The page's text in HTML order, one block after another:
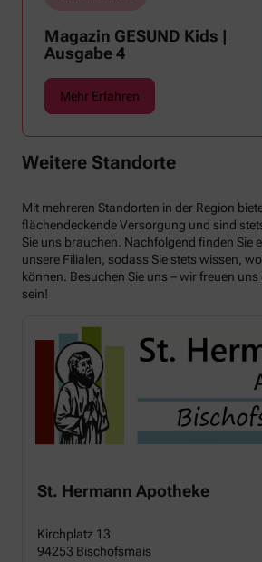
Magazin GESUND Kids |
Ausgabe 4
Mehr Erfahren
Weitere Standorte
Mit mehreren Standorten in der Region
flächendeckende Versorgung und sind
Sie uns brauchen. Nachfolgend finden Sie
unsere Filialen, sodass Sie stets wissen,
können. Besuchen Sie uns – wir freuen
sein!
St. Hermann Apotheke
Kirchplatz 13
94253 Bischofsmais